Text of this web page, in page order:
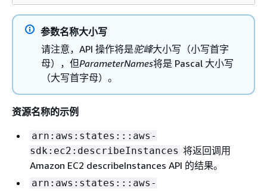
参数名称大小写
请注意，API 操作将是驼峰大小写（小写首字
母），但ParameterNames将是 Pascal 大小写
（大写首字母）。
资源名称的示例
arn:aws:states:::aws-
sdk:ec2:describeInstances 将返回调用
Amazon EC2 describeInstances API 的结果。
arn:aws:states:::aws-